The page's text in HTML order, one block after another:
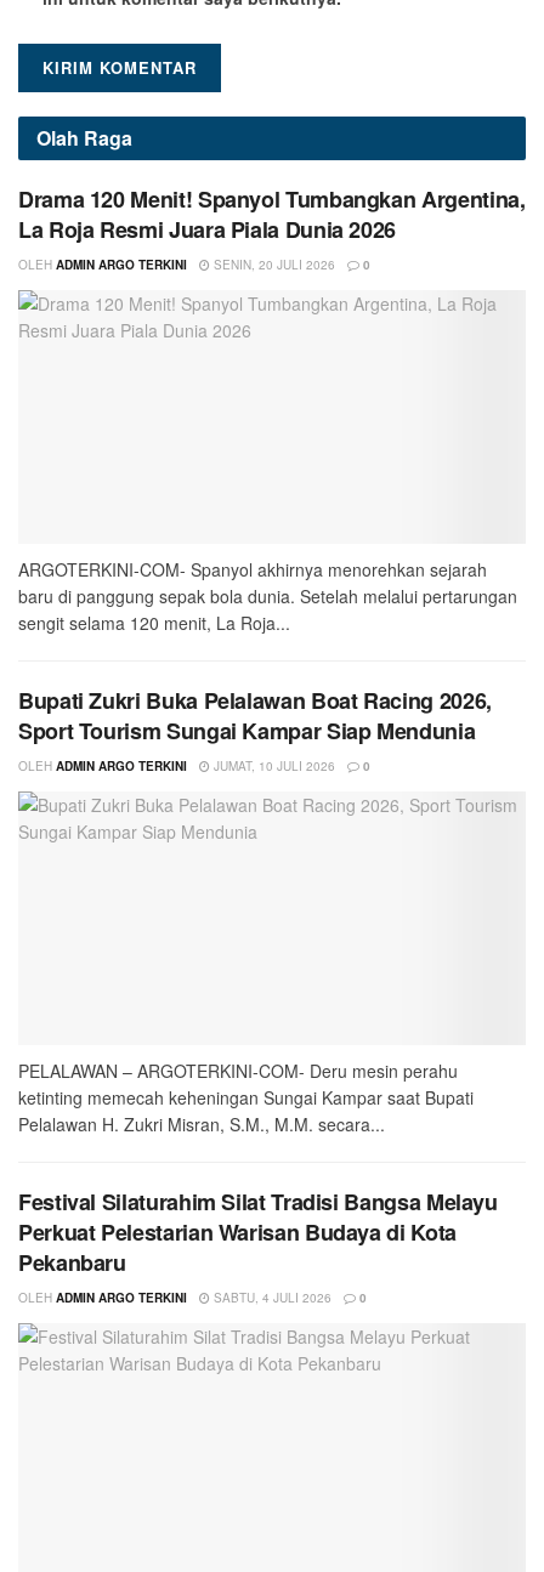
Olah Raga
Drama 120 Menit! Spanyol Tumbangkan Argentina,
La Roja Resmi Juara Piala Dunia 2026
OLEH ADMIN ARGO TERKINI SENIN, 20 JULI 2026 0
ARGOTERKINI-COM- Spanyol akhirnya menorehkan sejarah
baru di panggung sepak bola dunia. Setelah melalui pertarungan
sengit selama 120 menit, La Roja...
Bupati Zukri Buka Pelalawan Boat Racing 2026,
Sport Tourism Sungai Kampar Siap Mendunia
OLEH ADMIN ARGO TERKINI JUMAT, 10 JULI 2026 0
PELALAWAN – ARGOTERKINI-COM- Deru mesin perahu
ketinting memecah keheningan Sungai Kampar saat Bupati
Pelalawan H. Zukri Misran, S.M., M.M. secara...
Festival Silaturahim Silat Tradisi Bangsa Melayu
Perkuat Pelestarian Warisan Budaya di Kota
Pekanbaru
OLEH ADMIN ARGO TERKINI SABTU, 4 JULI 2026 0